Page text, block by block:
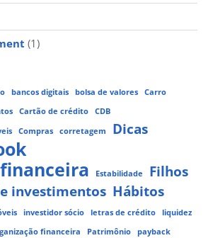
(1)
bancos digitais bolsa de valores
Carro
Cartão de crédito
CDB
Compras corretagem
Dicas
Estabilidade Filhos
investimentos Hábitos
investidor sócio letras de crédito
liquidez
financeira Patrimônio
payback